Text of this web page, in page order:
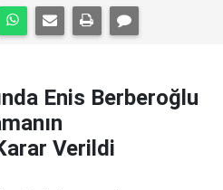
Enis Berberoğlu
Verildi